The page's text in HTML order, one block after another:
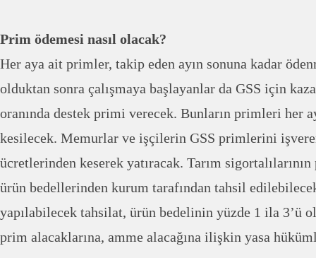
Prim ödemesi nasıl olacak?
Her aya ait primler, takip eden ayın sonuna kadar
olduktan sonra çalışmaya başlayanlar da GSS için
oranında destek primi verecek. Bunların primleri her
kesilecek. Memurlar ve işçilerin GSS primlerini
ücretlerinden keserek yatıracak. Tarım
ürün bedellerinden kurum tarafından tahsil
yapılabilecek tahsilat, ürün bedelinin yüzde 1 ila 3’ü
prim alacaklarına, amme alacağına ilişkin yasa